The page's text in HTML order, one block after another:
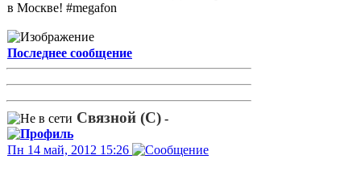
в Москве! #megafon
Последнее сообщение
Связной (С) -
Пн 14 май, 2012 15:26